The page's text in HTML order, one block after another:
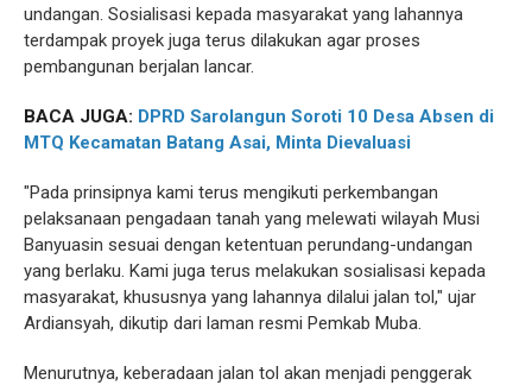
undangan. Sosialisasi kepada masyarakat yang lahannya
terdampak proyek juga terus dilakukan agar proses
pembangunan berjalan lancar.
BACA JUGA: DPRD Sarolangun Soroti 10 Desa Absen di
MTQ Kecamatan Batang Asai, Minta Dievaluasi
"Pada prinsipnya kami terus mengikuti perkembangan
pelaksanaan pengadaan tanah yang melewati wilayah Musi
Banyuasin sesuai dengan ketentuan perundang-undangan
yang berlaku. Kami juga terus melakukan sosialisasi kepada
masyarakat, khususnya yang lahannya dilalui jalan tol," ujar
Ardiansyah, dikutip dari laman resmi Pemkab Muba.
Menurutnya, keberadaan jalan tol akan menjadi penggerak